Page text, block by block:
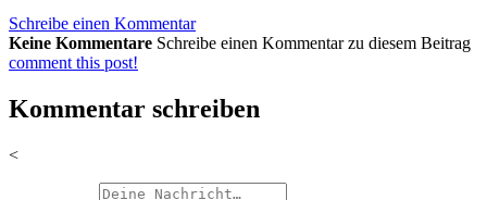
Schreibe einen Kommentar
Keine Kommentare Schreibe einen Kommentar zu diesem Beitrag
comment this post!
Kommentar schreiben
<